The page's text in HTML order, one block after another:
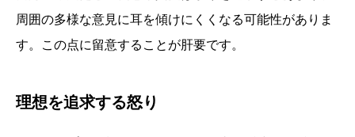
周囲の多様な意見に耳を傾けにくくなる可能性がありま
す。この点に留意することが肝要です。
理想を追求する怒り